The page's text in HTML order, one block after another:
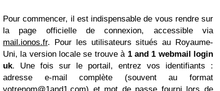
Pour commencer, il est indispensable de vous rendre sur
la page officielle de connexion, accessible via
mail.ionos.fr. Pour les utilisateurs situés au Royaume-
Uni, la version locale se trouve à 1 and 1 webmail login
uk. Une fois sur le portail, entrez vos identifiants :
adresse e-mail complète (souvent au format